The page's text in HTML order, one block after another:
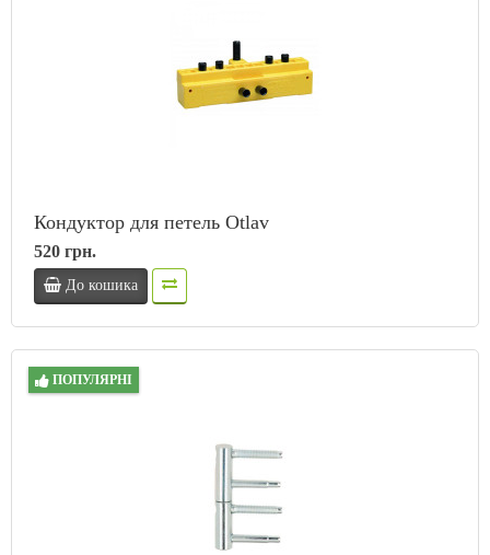
Кондуктор для петель Otlav
520 грн.
До кошика
ПОПУЛЯРНІ